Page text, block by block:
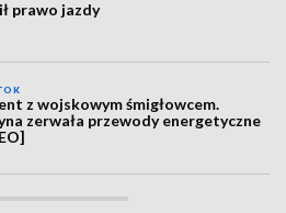
prawo jazdy
z wojskowym śmigłowcem.
zerwała przewody energetyczne